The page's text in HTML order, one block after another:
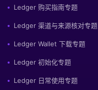
Ledger 购买指南专题
Ledger 渠道与来源核对专题
Ledger Wallet 下载专题
Ledger 初始化专题
Ledger 日常使用专题